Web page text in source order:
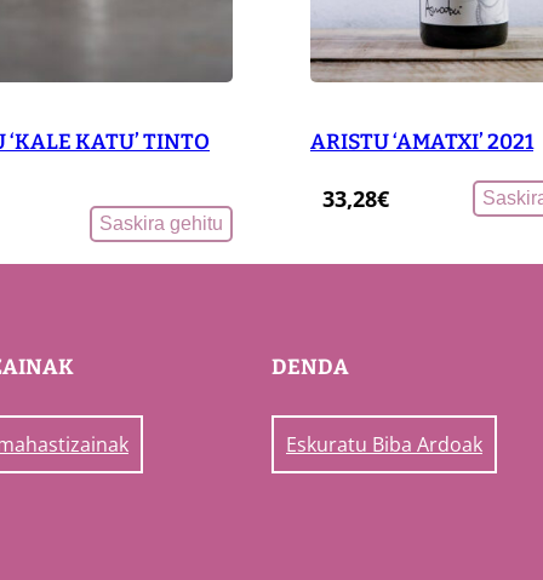
‘KALE KATU’ TINTO
Saskira gehitu
ARISTU ‘AMATXI’ 2021
33,28€
DENDA
Eskuratu Biba Ardoak